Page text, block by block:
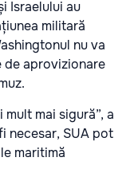
Israelului au
militară
nu va
aprovizionare
mai sigură”, a
necesar, SUA pot
maritimă